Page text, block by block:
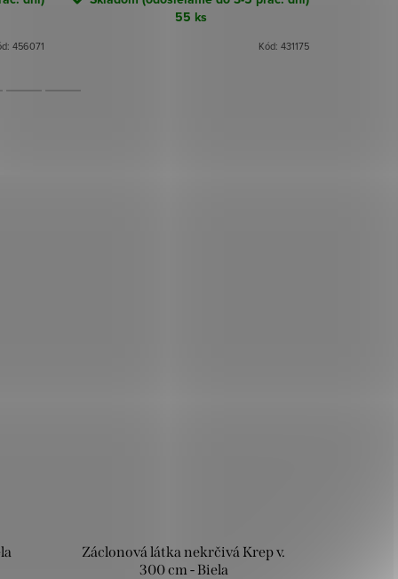
456071
55 ks
Kód: 431175
Záclonová látka nekrčivá Krep v.
300 cm - Biela